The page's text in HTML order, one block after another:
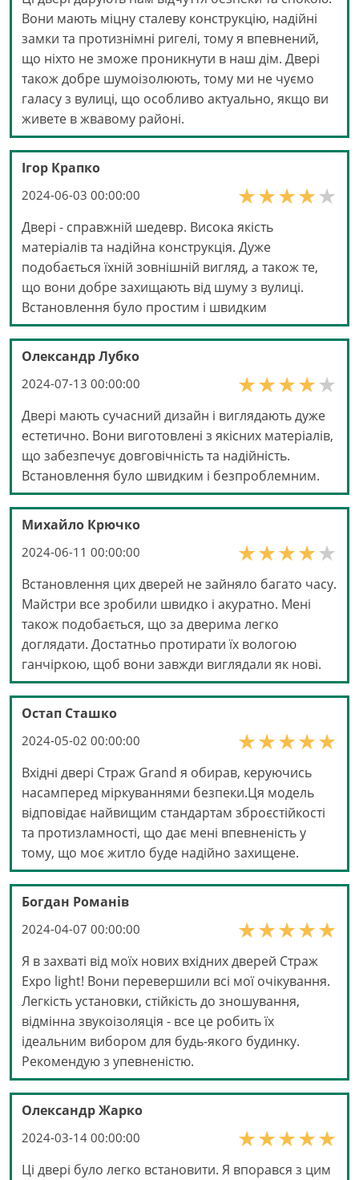
Вони мають міцну сталеву конструкцію, надійні
замки та протизнімні ригелі, тому я впевнений,
що ніхто не зможе проникнути в наш дім. Двері
також добре шумоізолюють, тому ми не чуємо
галасу з вулиці, що особливо актуально, якщо ви
живете в жвавому районі.
Ігор Крапко
2024-06-03 00:00:00
Двері - справжній шедевр. Висока якість
матеріалів та надійна конструкція. Дуже
подобається їхній зовнішній вигляд, а також те,
що вони добре захищають від шуму з вулиці.
Встановлення було простим і швидким
Олександр Лубко
2024-07-13 00:00:00
Двері мають сучасний дизайн і виглядають дуже
естетично. Вони виготовлені з якісних матеріалів,
що забезпечує довговічність та надійність.
Встановлення було швидким і безпроблемним.
Михайло Крючко
2024-06-11 00:00:00
Встановлення цих дверей не зайняло багато часу.
Майстри все зробили швидко і акуратно. Мені
також подобається, що за дверима легко
доглядати. Достатньо протирати їх вологою
ганчіркою, щоб вони завжди виглядали як нові.
Остап Сташко
2024-05-02 00:00:00
Вхідні двері Страж Grand я обирав, керуючись
насамперед міркуваннями безпеки.Ця модель
відповідає найвищим стандартам зброєстійкості
та протизламності, що дає мені впевненість у
тому, що моє житло буде надійно захищене.
Богдан Романів
2024-04-07 00:00:00
Я в захваті від моїх нових вхідних дверей Страж
Expo light! Вони перевершили всі мої очікування.
Легкість установки, стійкість до зношування,
відмінна звукоізоляція - все це робить їх
ідеальним вибором для будь-якого будинку.
Рекомендую з упевненістю.
Олександр Жарко
2024-03-14 00:00:00
Ці двері було легко встановити. Я впорався з цим